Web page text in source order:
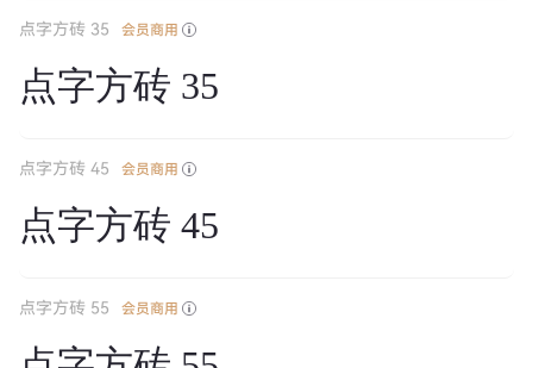
点字方砖 35 会员商用
点字方砖 35
点字方砖 45 会员商用
点字方砖 45
点字方砖 55 会员商用